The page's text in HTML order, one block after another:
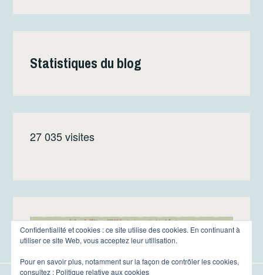
Statistiques du blog
27 035 visites
Confidentialité et cookies : ce site utilise des cookies. En continuant à
utiliser ce site Web, vous acceptez leur utilisation.
Pour en savoir plus, notamment sur la façon de contrôler les cookies,
consultez : Politique relative aux cookies